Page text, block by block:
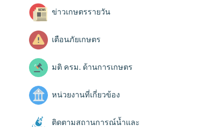
ข่าวเกษตรรายวัน
เตือนภัยเกษตร
มติ ครม. ด้านการเกษตร
หน่วยงานที่เกี่ยวข้อง
ติดตามสถานการณ์น้ำและ